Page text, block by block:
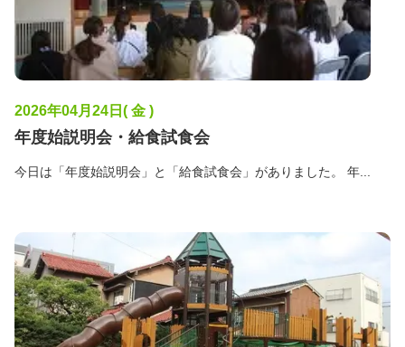
2026年04月24日( 金 )
年度始説明会・給食試食会
今日は「年度始説明会」と「給食試食会」がありました。 年...